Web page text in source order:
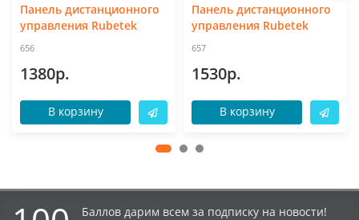
Панель дистанционного
управления Rubetek
656
1380р.
В корзину
Панель дистанционного
управления Rubetek
657
1530р.
В корзину
Баллов дарим всем за подписку на новости!